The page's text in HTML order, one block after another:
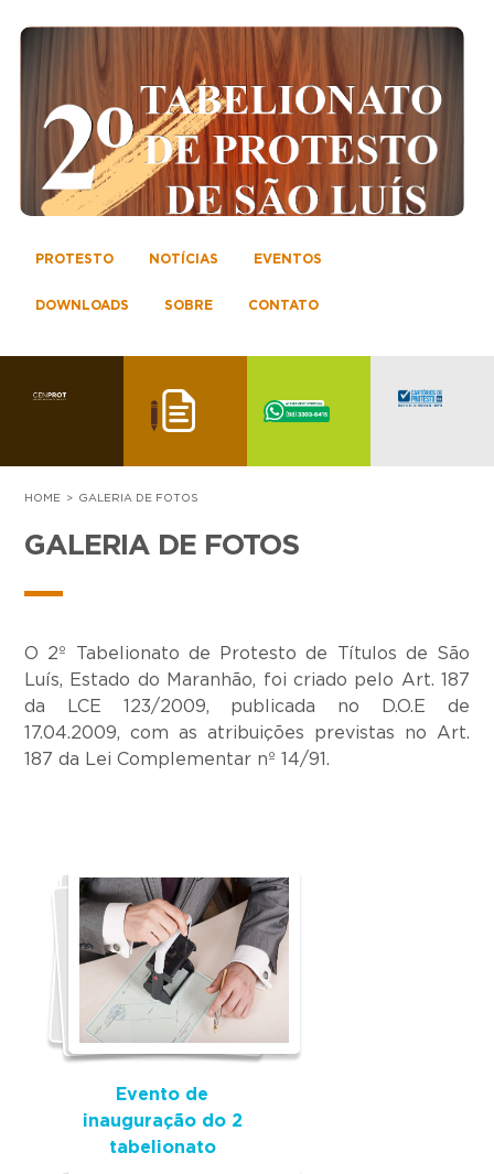
PROTESTO NOTÍCIAS EVENTOS
DOWNLOADS SOBRE CONTATO
HOME GALERIA DE FOTOS
GALERIA DE FOTOS
O 2º Tabelionato de Protesto de Títulos de São
Luís, Estado do Maranhão, foi criado pelo Art. 187
da LCE 123/2009, publicada no D.O.E de
17.04.2009, com as atribuições previstas no Art.
187 da Lei Complementar nº 14/91.
Evento de
inauguração do 2
tabelionato